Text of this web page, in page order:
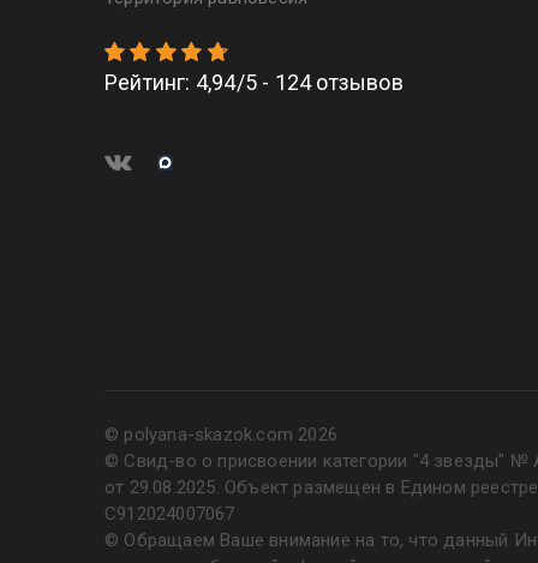
Рейтинг: 4,94/5 - 124отзывов
© polyana-skazok.com 2026
© Свид-во о присвоении категории "4 звезды" №
от 29.08.2025. Объект размещен в Едином
С912024007067
© Обращаем Ваше внимание на то, что данный